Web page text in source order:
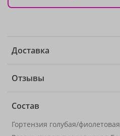
Доставка
Отзывы
Состав
Гортензия голубая/